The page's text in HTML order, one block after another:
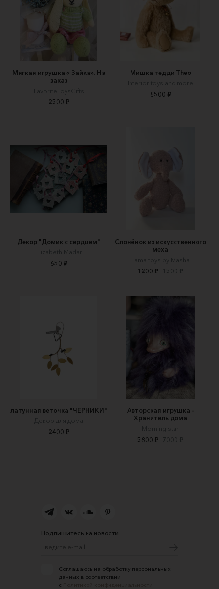
Мягкая игрушка « Зайка». На
заказ
FavoriteToysGifts
2500 ₽
Мишка тедди Theo
Interior toys and more
8500 ₽
Декор "Домик с сердцем"
Elizabeth Madar
650 ₽
Слонёнок из искусственного
меха
Lama toys by Masha
1200 ₽ 1500 ₽
латунная веточка "ЧЕРНИКИ"
Декор для дома
2400 ₽
Авторская игрушка -
Хранитель дома
Morning star
5800 ₽ 7000 ₽
Подпишитесь на новости
Соглашаюсь на обработку персональных
данных в соответствии
с